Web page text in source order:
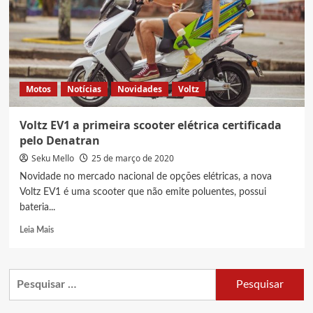
Bajaj
Chetak
Motos Notícias Novidades Voltz
Voltz EV1 a primeira scooter elétrica certificada
pelo Denatran
Seku Mello 25 de março de 2020
Novidade no mercado nacional de opções elétricas, a nova
Voltz EV1 é uma scooter que não emite poluentes, possui
bateria...
Leia MaisRead
Voltz
EV1